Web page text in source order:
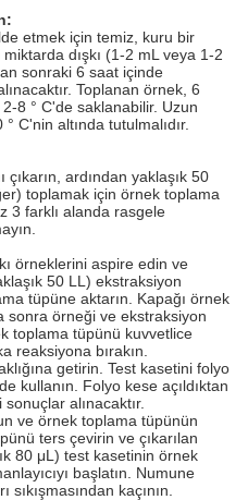
etmek için temiz, kuru bir
dışkı (1-2 mL veya 1-2
sonraki 6 saat içinde
Toplanan örnek, 6
8 ° C'de saklanabilir. Uzun
C'nin altında tutulmalıdır.
ardından yaklaşık 50
toplamak için örnek toplama
3 farklı alanda rasgele
örneklerini aspire edin ve
50 LL) ekstraksiyon
tüpüne aktarın. Kapağı örnek
sonra örneği ve ekstraksiyon
toplama tüpünü kuvvetlice
reaksiyona bırakın.
getirin. Test kasetini folyo
kullanın. Folyo kese açıldıktan
alınacaktır.
ve örnek toplama tüpünün
ters çevirin ve çıkarılan
80 μL) test kasetinin örnek
başlatın. Numune
kaçının.